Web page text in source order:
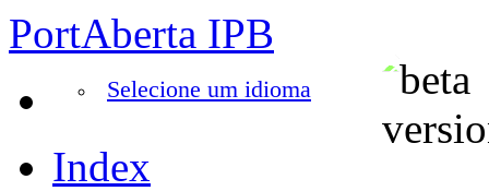
PortAberta IPB
Selecione um idioma
Index